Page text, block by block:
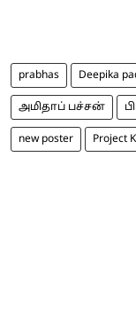
prabhas Deepika
அமிதாப் பச்சன்
new poster Project K